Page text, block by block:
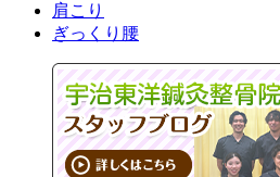
肩こり
ぎっくり腰